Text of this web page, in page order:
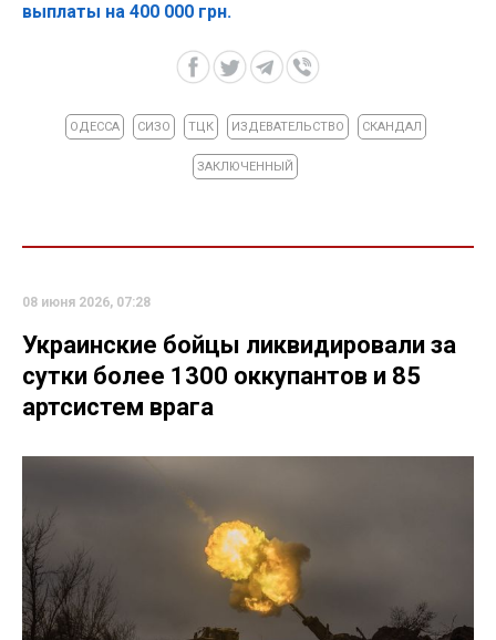
выплаты на 400 000 грн.
ОДЕССА СИЗО ТЦК ИЗДЕВАТЕЛЬСТВО СКАНДАЛ
ЗАКЛЮЧЕННЫЙ
08 июня 2026, 07:28
Украинские бойцы ликвидировали за
сутки более 1300 оккупантов и 85
артсистем врага